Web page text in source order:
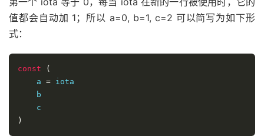
值都会自动加 1；所以 a=0, b=1, c=2 可以简写为如下形
式：
const
(
    a
= iota
    b
)